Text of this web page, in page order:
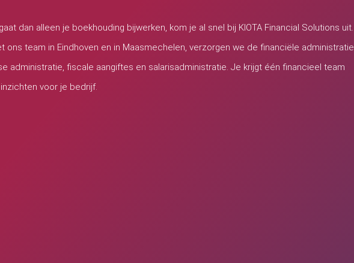
dan alleen je boekhouding bijwerken, kom je al snel bij KIOTA Financial Solutions uit.
ons team in Eindhoven en in Maasmechelen, verzorgen we de financiële administratie
administratie, fiscale aangiftes en salarisadministratie. Je krijgt één financieel team
voor je bedrijf.